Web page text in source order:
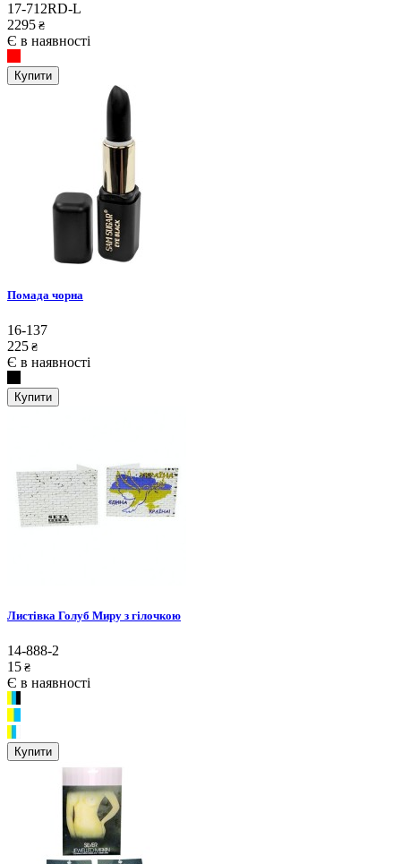
17-712RD-L
2295 ₴
Є в наявності
Купити
Помада чорна
16-137
225 ₴
Є в наявності
Купити
Листівка Голуб Миру з гілочкою
14-888-2
15 ₴
Є в наявності
Купити